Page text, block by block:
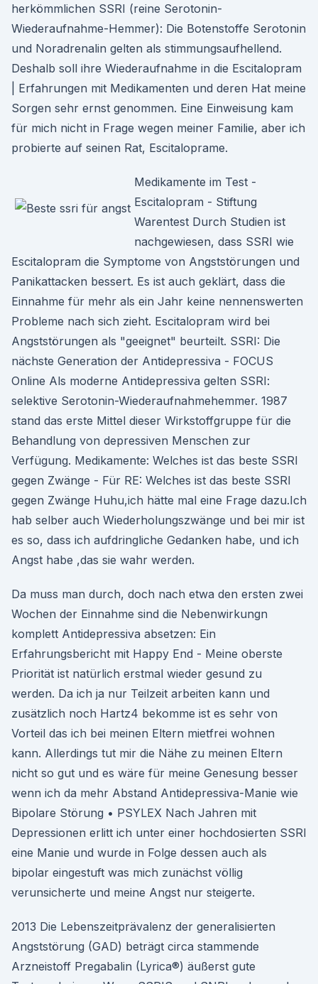
herkömmlichen SSRI (reine Serotonin-
Wiederaufnahme-Hemmer): Die Botenstoffe Serotonin
und Noradrenalin gelten als stimmungsaufhellend.
Deshalb soll ihre Wiederaufnahme in die Escitalopram
| Erfahrungen mit Medikamenten und deren Hat meine
Sorgen sehr ernst genommen. Eine Einweisung kam
für mich nicht in Frage wegen meiner Familie, aber ich
probierte auf seinen Rat, Escitaloprame.
Medikamente im Test -
Escitalopram - Stiftung
Warentest Durch Studien ist
nachgewiesen, dass SSRI wie
Escitalopram die Symptome von Angststörungen und
Panikattacken bessert. Es ist auch geklärt, dass die
Einnahme für mehr als ein Jahr keine nennenswerten
Probleme nach sich zieht. Escitalopram wird bei
Angststörungen als "geeignet" beurteilt. SSRI: Die
nächste Generation der Antidepressiva - FOCUS
Online Als moderne Antidepressiva gelten SSRI:
selektive Serotonin-Wiederaufnahmehemmer. 1987
stand das erste Mittel dieser Wirkstoffgruppe für die
Behandlung von depressiven Menschen zur
Verfügung. Medikamente: Welches ist das beste SSRI
gegen Zwänge - Für RE: Welches ist das beste SSRI
gegen Zwänge Huhu,ich hätte mal eine Frage dazu.Ich
hab selber auch Wiederholungszwänge und bei mir ist
es so, dass ich aufdringliche Gedanken habe, und ich
Angst habe ,das sie wahr werden.
Da muss man durch, doch nach etwa den ersten zwei
Wochen der Einnahme sind die Nebenwirkungn
komplett Antidepressiva absetzen: Ein
Erfahrungsbericht mit Happy End - Meine oberste
Priorität ist natürlich erstmal wieder gesund zu
werden. Da ich ja nur Teilzeit arbeiten kann und
zusätzlich noch Hartz4 bekomme ist es sehr von
Vorteil das ich bei meinen Eltern mietfrei wohnen
kann. Allerdings tut mir die Nähe zu meinen Eltern
nicht so gut und es wäre für meine Genesung besser
wenn ich da mehr Abstand Antidepressiva-Manie wie
Bipolare Störung • PSYLEX Nach Jahren mit
Depressionen erlitt ich unter einer hochdosierten SSRI
eine Manie und wurde in Folge dessen auch als
bipolar eingestuft was mich zunächst völlig
verunsicherte und meine Angst nur steigerte.
2013 Die Lebenszeitprävalenz der generalisierten
Angststörung (GAD) beträgt circa stammende
Arzneistoff Pregabalin (Lyrica®) äußerst gute